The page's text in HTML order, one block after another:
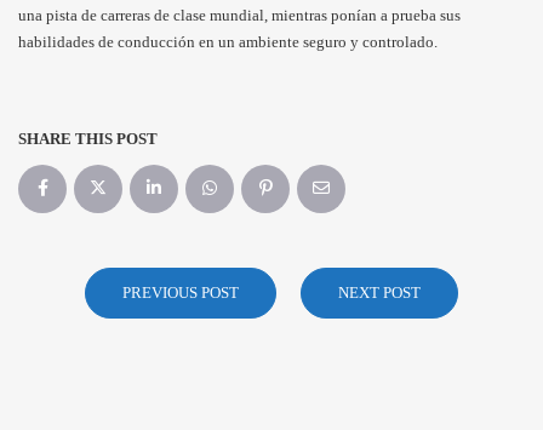
una pista de carreras de clase mundial, mientras ponían a prueba sus
habilidades de conducción en un ambiente seguro y controlado.
SHARE THIS POST
PREVIOUS POST NEXT POST